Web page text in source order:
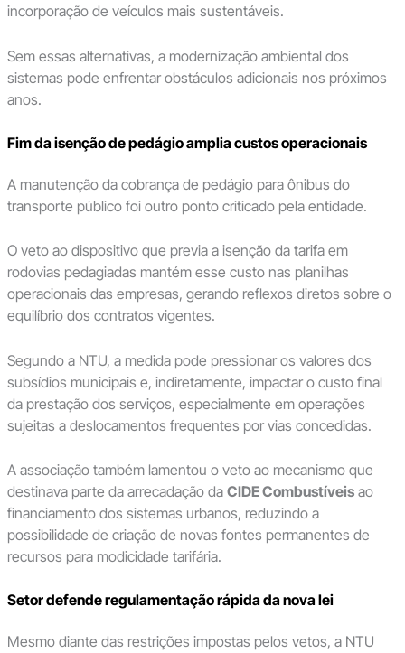
incorporação de veículos mais sustentáveis.
Sem essas alternativas, a modernização ambiental dos
sistemas pode enfrentar obstáculos adicionais nos próximos
anos.
Fim da isenção de pedágio amplia custos operacionais
A manutenção da cobrança de pedágio para ônibus do
transporte público foi outro ponto criticado pela entidade.
O veto ao dispositivo que previa a isenção da tarifa em
rodovias pedagiadas mantém esse custo nas planilhas
operacionais das empresas, gerando reflexos diretos sobre o
equilíbrio dos contratos vigentes.
Segundo a NTU, a medida pode pressionar os valores dos
subsídios municipais e, indiretamente, impactar o custo final
da prestação dos serviços, especialmente em operações
sujeitas a deslocamentos frequentes por vias concedidas.
A associação também lamentou o veto ao mecanismo que
destinava parte da arrecadação da CIDE Combustíveisao
financiamento dos sistemas urbanos, reduzindo a
possibilidade de criação de novas fontes permanentes de
recursos para modicidade tarifária.
Setor defende regulamentação rápida da nova lei
Mesmo diante das restrições impostas pelos vetos, a NTU